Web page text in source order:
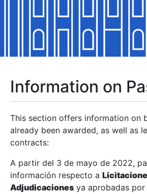
Show/Hide
Show/Hide
Show/Hide
Show/Hide
Show/Hide
Information on
This section offers information on
already been awarded, as well as
contracts:
A partir del 3 de mayo de 2022,
información respecto a
Adjudicaciones ya aprobadas por